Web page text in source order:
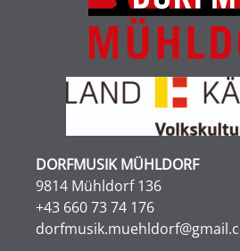
DORFMUSIK MÜHLDORF
9814 Mühldorf 136
+43 660 73 74 176